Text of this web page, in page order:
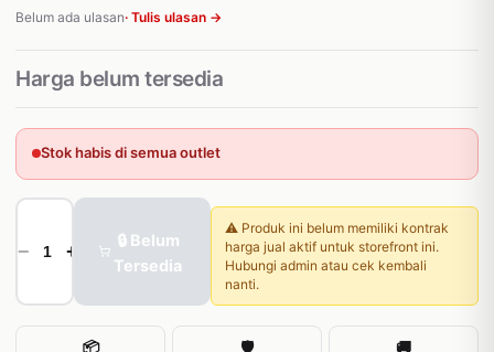
Belum ada ulasan· Tulis ulasan →
Harga belum tersedia
Stok habis di semua outlet
− +
🔒 Belum
Tersedia
⚠️ Produk ini belum memiliki kontrak
harga jual aktif untuk storefront ini.
Hubungi admin atau cek kembali
nanti.
📦 🛡 🚚